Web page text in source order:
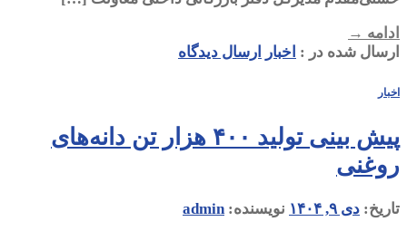
ادامه →
ارسال شده در : اخبار ارسال دیدگاه
اخبار
پیش بینی تولید ۴۰۰ هزار تن دانه‌های
روغنی
تاریخ: دی ۹, ۱۴۰۴ نویسنده:admin